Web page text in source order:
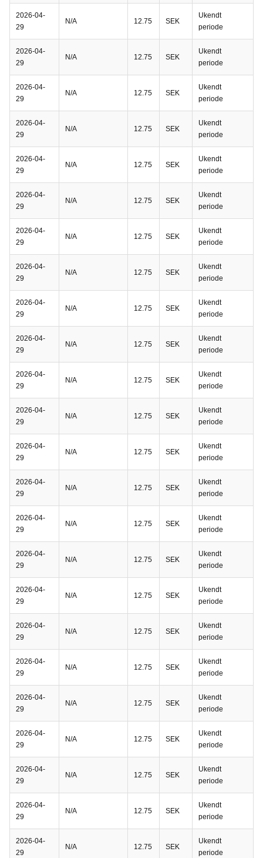
2026-04-
29
N/A 12.75 SEK
Ukendt
periode
2026-04-
29
N/A 12.75 SEK
Ukendt
periode
2026-04-
29
N/A 12.75 SEK
Ukendt
periode
2026-04-
29
N/A 12.75 SEK
Ukendt
periode
2026-04-
29
N/A 12.75 SEK
Ukendt
periode
2026-04-
29
N/A 12.75 SEK
Ukendt
periode
2026-04-
29
N/A 12.75 SEK
Ukendt
periode
2026-04-
29
N/A 12.75 SEK
Ukendt
periode
2026-04-
29
N/A 12.75 SEK
Ukendt
periode
2026-04-
29
N/A 12.75 SEK
Ukendt
periode
2026-04-
29
N/A 12.75 SEK
Ukendt
periode
2026-04-
29
N/A 12.75 SEK
Ukendt
periode
2026-04-
29
N/A 12.75 SEK
Ukendt
periode
2026-04-
29
N/A 12.75 SEK
Ukendt
periode
2026-04-
29
N/A 12.75 SEK
Ukendt
periode
2026-04-
29
N/A 12.75 SEK
Ukendt
periode
2026-04-
29
N/A 12.75 SEK
Ukendt
periode
2026-04-
29
N/A 12.75 SEK
Ukendt
periode
2026-04-
29
N/A 12.75 SEK
Ukendt
periode
2026-04-
29
N/A 12.75 SEK
Ukendt
periode
2026-04-
29
N/A 12.75 SEK
Ukendt
periode
2026-04-
29
N/A 12.75 SEK
Ukendt
periode
2026-04-
29
N/A 12.75 SEK
Ukendt
periode
2026-04-
29
N/A 12.75 SEK
Ukendt
periode